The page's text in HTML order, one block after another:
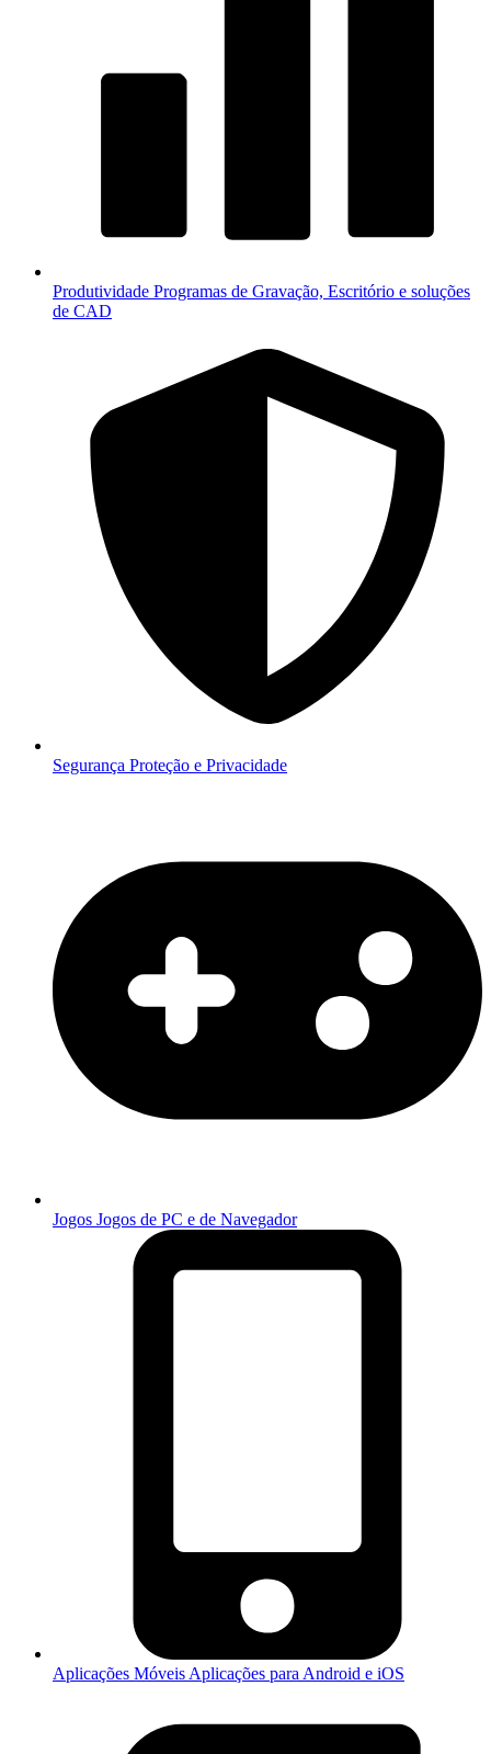
Produtividade Programas de Gravação, Escritório e soluções
de CAD
Segurança Proteção e Privacidade
Jogos Jogos de PC e de Navegador
Aplicações Móveis Aplicações para Android e iOS